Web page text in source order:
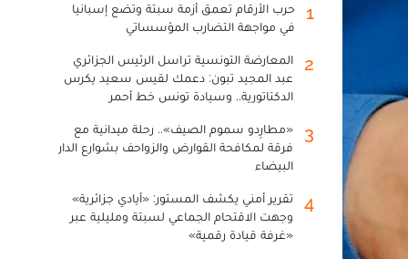
1
حرب الأرقام تعمق أزمة سبتة وتضع إسبانيا
في مواجهة التضارب المؤسساتي
2
المعارضة التونسية تراسل الرئيس الجزائري
عبد المجيد تبون: دعمك لقيس سعيد يكرس
الدكتاتورية.. وسيادة تونس خط أحمر
3
«مطارِدو سموم الصيف».. رحلة ميدانية مع
فرقة لمكافحة القوارض والزواحف بشوارع الدار
البيضاء
4
تقرير أمني يكشف المستور: «أيادي جزائرية»
وجهت الاقتحام الجماعي لسبتة ومليلية عبر
«غرفة قيادة رقمية»